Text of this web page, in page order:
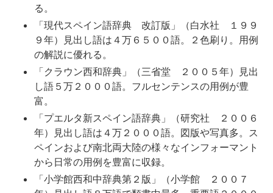
る。
「現代スペイン語辞典 改訂版」（白水社 １９９
９年）見出し語は４万６５００語。２色刷り。用例
の解説に優れる。
「クラウン西和辞典」（三省堂 ２００５年）見出
し語５万２０００語。フルセンテンスの用例が豊
富。
「プエルタ新スペイン語辞典」（研究社 ２００６
年）見出し語は４万２０００語。図版や写真多。ス
ペインおよび南北両大陸の様々なインフォーマント
から日常の用例を豊富に収録。
「小学館西和中辞典第２版」（小学館 ２００７